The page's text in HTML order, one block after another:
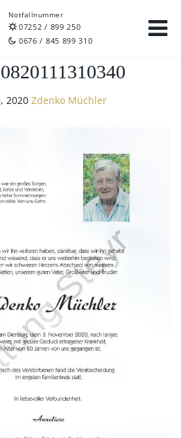
Notfallnummer
07252 / 899 250
0676 / 845 899 310
2020 Zdenko Müchler